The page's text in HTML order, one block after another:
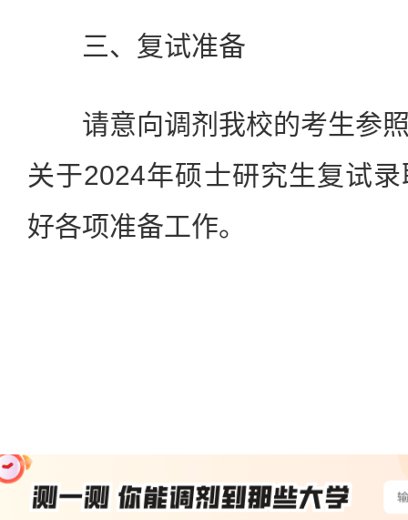
三、复试准备
请意向调剂我校的考生参照
关于2024年硕士研究生复试
好各项准备工作。